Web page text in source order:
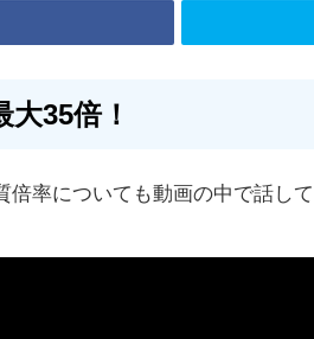
35倍！
率についても動画の中で話し